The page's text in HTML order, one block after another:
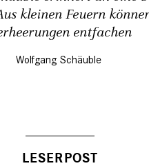
kleinen Feuern
entfachen
Wolfgang Schäuble